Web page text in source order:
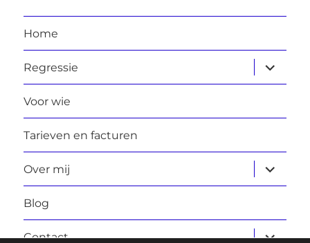
Home
Regressie
Voor wie
Tarieven en facturen
Over mij
Blog
Contact